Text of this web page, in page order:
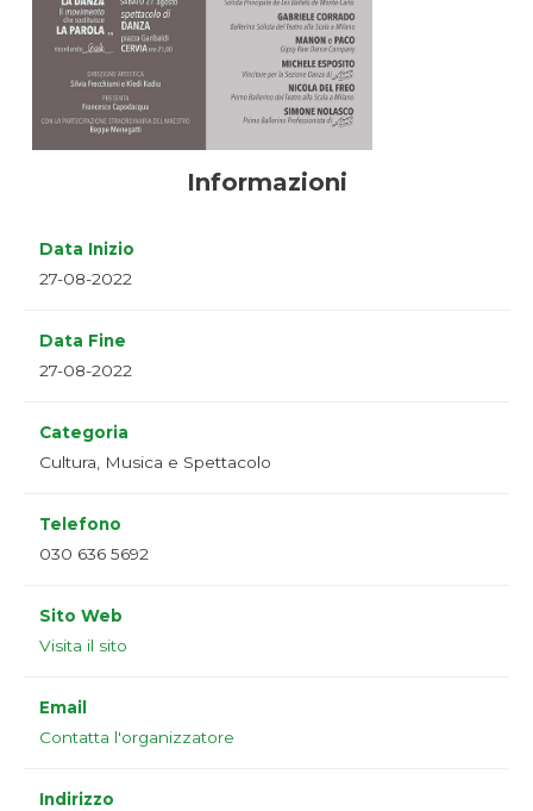
Informazioni
Data Inizio
27-08-2022
Data Fine
27-08-2022
Categoria
Cultura, Musica e Spettacolo
Telefono
030 636 5692
Sito Web
Visita il sito
Email
Contatta l'organizzatore
Indirizzo